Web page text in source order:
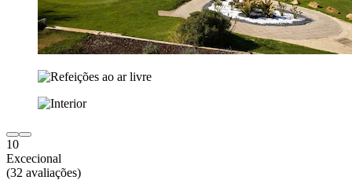
10
Excecional
(32 avaliações)